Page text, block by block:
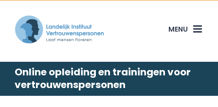
content
Online opleiding en trainingen voor
vertrouwenspersonen